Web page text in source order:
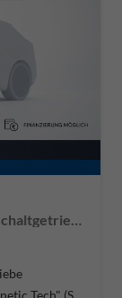
Grau, Magnetic Tech" (S7)"